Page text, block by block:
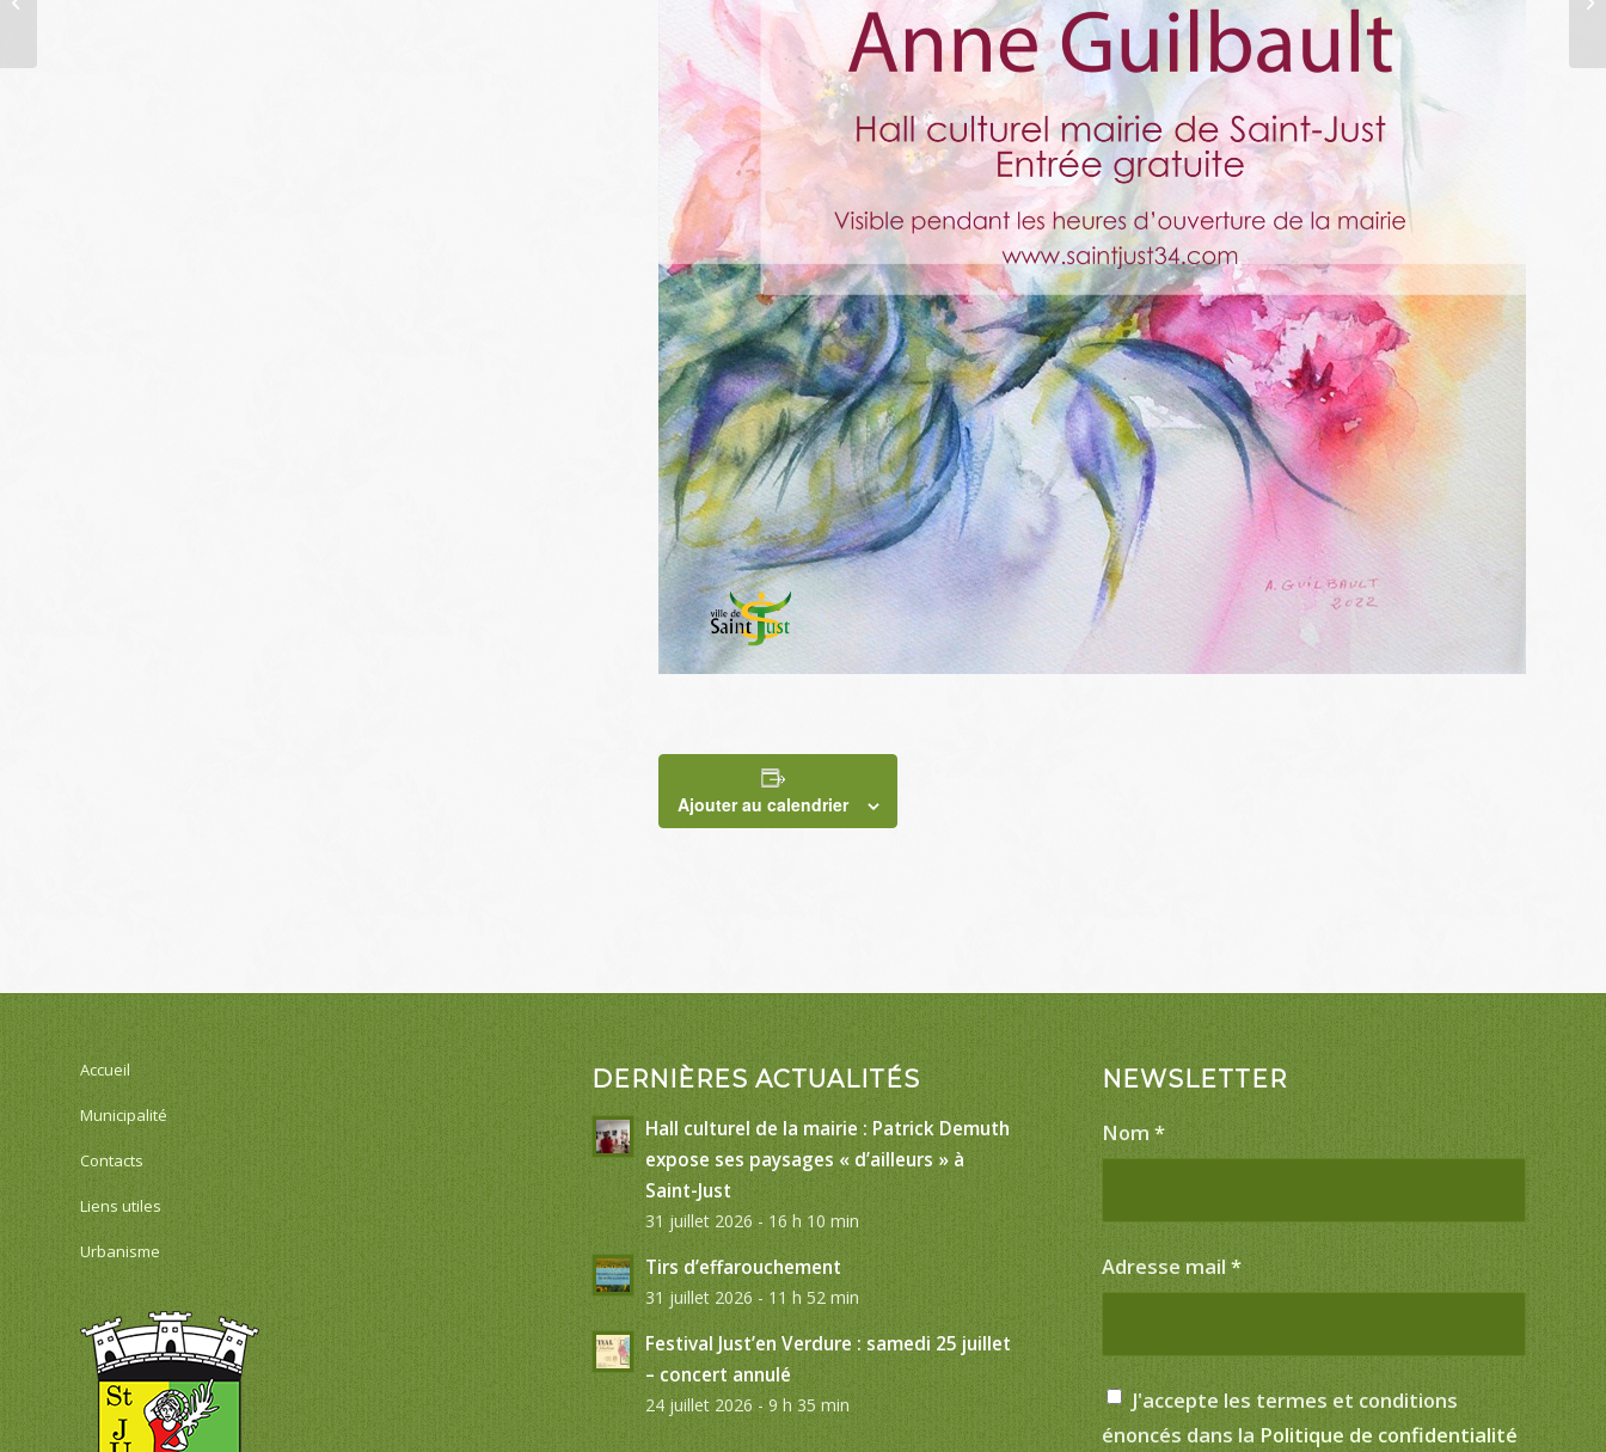
Ajouter au calendrier
Accueil
Municipalité
Contacts
Liens utiles
Urbanisme
DERNIÈRES ACTUALITÉS
Hall culturel de la mairie : Patrick Demuth
expose ses paysages « d’ailleurs » à
Saint-Just
31 juillet 2026 - 16 h 10 min
Tirs d’effarouchement
31 juillet 2026 - 11 h 52 min
Festival Just’en Verdure : samedi 25 juillet
– concert annulé
24 juillet 2026 - 9 h 35 min
NEWSLETTER
Nom*
Adresse mail*
J'accepte les termes et conditions
énoncés dans la Politique de confidentialité